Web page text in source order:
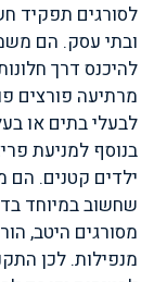
לסורגים תפקיד
ובתי עסק. הם
להיכנס דרך
מרתיעה פורצים
לבעלי בתים או
בנוסף למניעת
ילדים קטנים. הם
שחשוב במיוחד
מסורגים היטב,
מנפילות. לכן